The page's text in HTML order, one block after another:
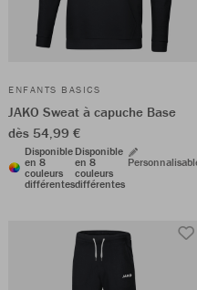
ENFANTS BASICS
JAKO Sweat à capuche Base
dès 54,99 €
Disponible
en 8
couleurs
différentes
Disponible
en 8
couleurs
différentes